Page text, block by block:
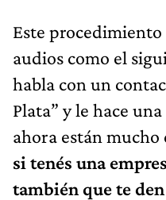
Este
audios como el
habla con un
Plata” y le hace
ahora están mucho
si tenés una
también que te